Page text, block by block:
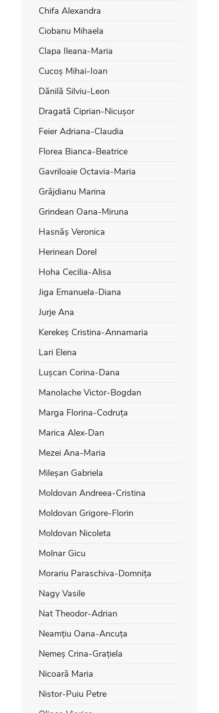
Chifa Alexandra
Ciobanu Mihaela
Clapa Ileana-Maria
Cucoș Mihai-Ioan
Dănilă Silviu-Leon
Dragată Ciprian-Nicușor
Feier Adriana-Claudia
Florea Bianca-Beatrice
Gavriloaie Octavia-Maria
Grăjdianu Marina
Grindean Oana-Miruna
Hasnăș Veronica
Herinean Dorel
Hoha Cecilia-Alisa
Jiga Emanuela-Diana
Jurje Ana
Kerekeș Cristina-Annamaria
Lari Elena
Lușcan Corina-Dana
Manolache Victor-Bogdan
Marga Florina-Codruța
Marica Alex-Dan
Mezei Ana-Maria
Mileșan Gabriela
Moldovan Andreea-Cristina
Moldovan Grigore-Florin
Moldovan Nicoleta
Molnar Gicu
Morariu Paraschiva-Domnița
Nagy Vasile
Nat Theodor-Adrian
Neamțiu Oana-Ancuța
Nemeș Crina-Grațiela
Nicoară Maria
Nistor-Puiu Petre